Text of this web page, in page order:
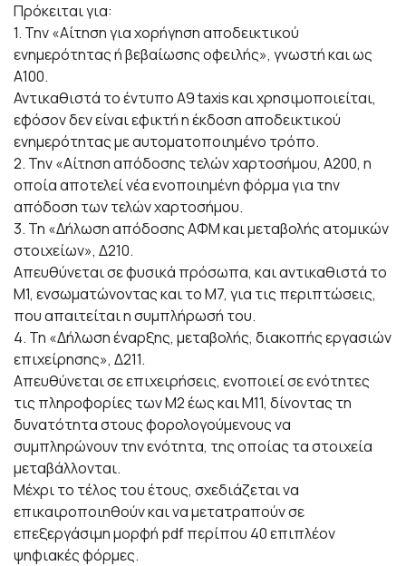
Πρόκειται για:
1. Την «Αίτηση για χορήγηση αποδεικτικού
ενημερότητας ή βεβαίωσης οφειλής», γνωστή και ως
Α100.
Αντικαθιστά το έντυπο Α9 taxis και χρησιμοποιείται,
εφόσον δεν είναι εφικτή η έκδοση αποδεικτικού
ενημερότητας με αυτοματοποιημένο τρόπο.
2. Την «Αίτηση απόδοσης τελών χαρτοσήμου, Α200, η
οποία αποτελεί νέα ενοποιημένη φόρμα για την
απόδοση των τελών χαρτοσήμου.
3. Τη «Δήλωση απόδοσης ΑΦΜ και μεταβολής ατομικών
στοιχείων», Δ210.
Απευθύνεται σε φυσικά πρόσωπα, και αντικαθιστά το
Μ1, ενσωματώνοντας και το Μ7, για τις περιπτώσεις,
που απαιτείται η συμπλήρωσή του.
4. Τη «Δήλωση έναρξης, μεταβολής, διακοπής εργασιών
επιχείρησης», Δ211.
Απευθύνεται σε επιχειρήσεις, ενοποιεί σε ενότητες
τις πληροφορίες των Μ2 έως και Μ11, δίνοντας τη
δυνατότητα στους φορολογούμενους να
συμπληρώνουν την ενότητα, της οποίας τα στοιχεία
μεταβάλλονται.
Μέχρι το τέλος του έτους, σχεδιάζεται να
επικαιροποιηθούν και να μετατραπούν σε
επεξεργάσιμη μορφή pdf περίπου 40 επιπλέον
ψηφιακές φόρμες.